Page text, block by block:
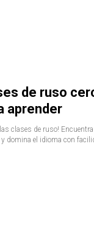
de ruso
aprender
clases de ruso!
domina el idioma con